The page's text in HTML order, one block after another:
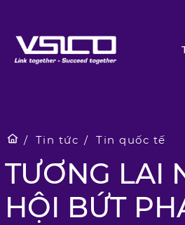
Tin tức Tin quốc tế
TƯƠNG LAI
HỘI BỨT